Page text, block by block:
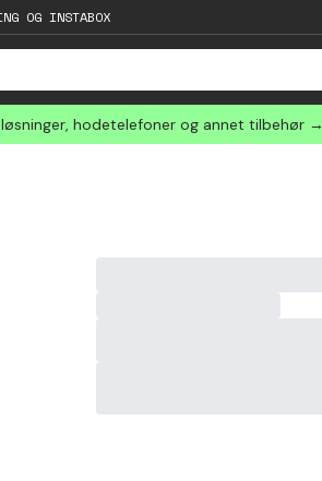
OG INSTABOX
hodetelefoner og annet tilbehør →